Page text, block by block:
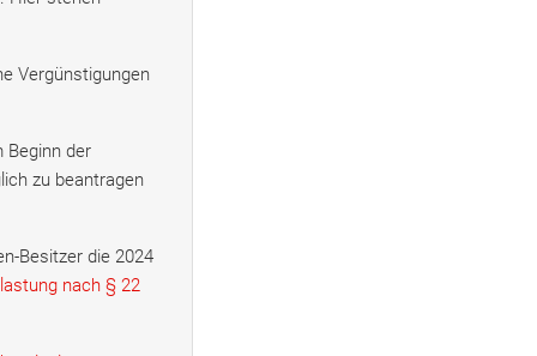
Vergünstigungen
Beginn der
zu beantragen
Besitzer die 2024
nach § 22